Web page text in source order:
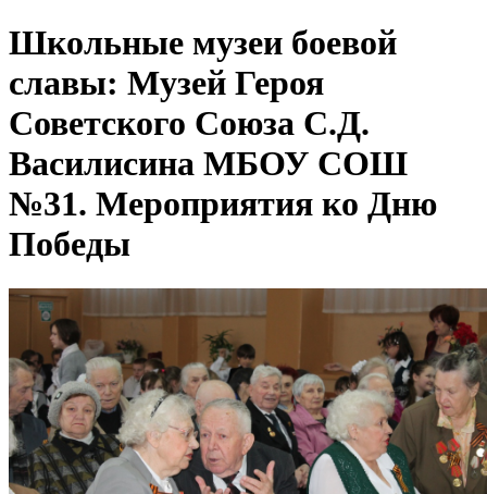
Школьные музеи боевой
славы: Музей Героя
Советского Союза С.Д.
Василисина МБОУ СОШ
№31. Мероприятия ко Дню
Победы